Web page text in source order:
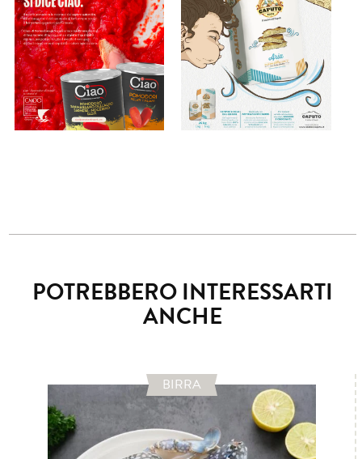
POTREBBERO INTERESSARTI
ANCHE
BIRRA